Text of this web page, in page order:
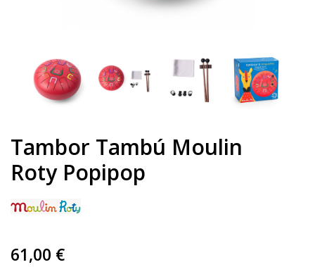
Tambor Tambú Moulin
Roty Popipop
61,00 €